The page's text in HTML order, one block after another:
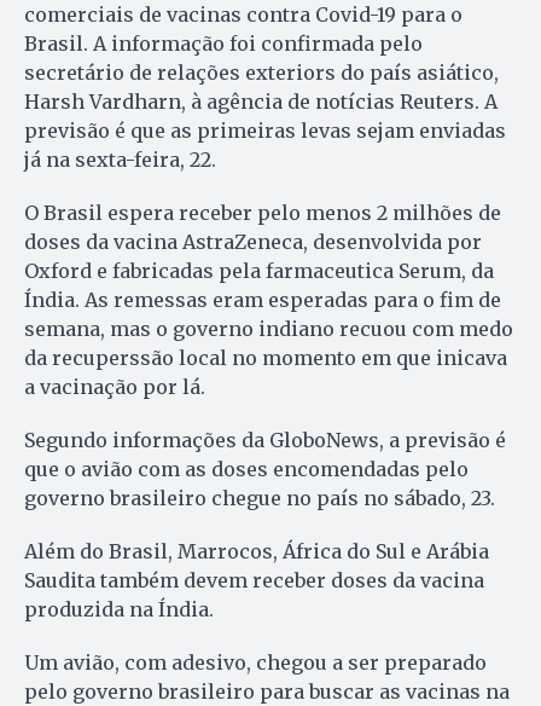
comerciais de vacinas contra Covid-19 para o
Brasil. A informação foi confirmada pelo
secretário de relações exteriors do país asiático,
Harsh Vardharn, à agência de notícias Reuters. A
previsão é que as primeiras levas sejam enviadas
já na sexta-feira, 22.
O Brasil espera receber pelo menos 2 milhões de
doses da vacina AstraZeneca, desenvolvida por
Oxford e fabricadas pela farmaceutica Serum, da
Índia. As remessas eram esperadas para o fim de
semana, mas o governo indiano recuou com medo
da recuperssão local no momento em que inicava
a vacinação por lá.
Segundo informações da GloboNews, a previsão é
que o avião com as doses encomendadas pelo
governo brasileiro chegue no país no sábado, 23.
Além do Brasil, Marrocos, África do Sul e Arábia
Saudita também devem receber doses da vacina
produzida na Índia.
Um avião, com adesivo, chegou a ser preparado
pelo governo brasileiro para buscar as vacinas na